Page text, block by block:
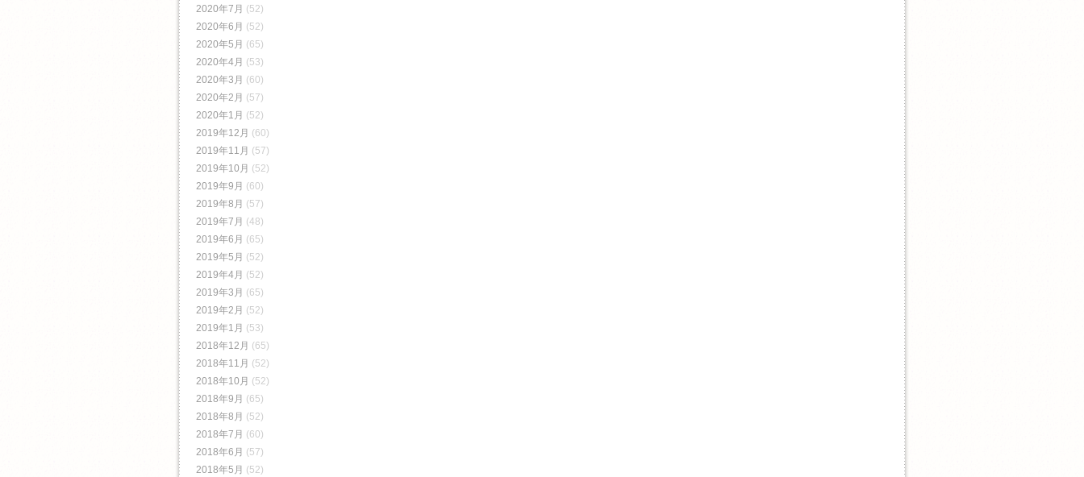
2020年7月 (52)
2020年6月 (52)
2020年5月 (65)
2020年4月 (53)
2020年3月 (60)
2020年2月 (57)
2020年1月 (52)
2019年12月 (60)
2019年11月 (57)
2019年10月 (52)
2019年9月 (60)
2019年8月 (57)
2019年7月 (48)
2019年6月 (65)
2019年5月 (52)
2019年4月 (52)
2019年3月 (65)
2019年2月 (52)
2019年1月 (53)
2018年12月 (65)
2018年11月 (52)
2018年10月 (52)
2018年9月 (65)
2018年8月 (52)
2018年7月 (60)
2018年6月 (57)
2018年5月 (52)